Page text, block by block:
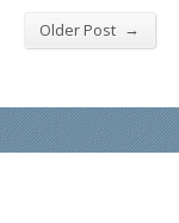
Older Post →